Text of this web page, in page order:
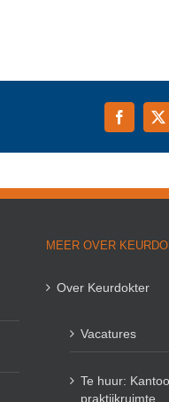
Facebook
X
MEER OVER
Over Keurdokter
Vacatures
Te huur:
praktijkruimte